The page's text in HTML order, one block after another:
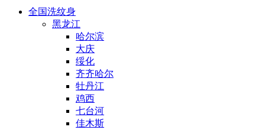
全国洗纹身
黑龙江
哈尔滨
大庆
绥化
齐齐哈尔
牡丹江
鸡西
七台河
佳木斯